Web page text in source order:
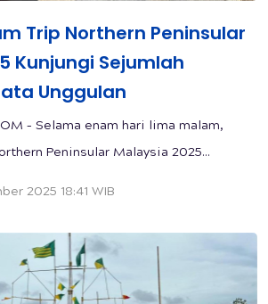
Trip Northern Peninsular
Kunjungi Sejumlah
Unggulan
– Selama enam hari lima malam,
Peninsular Malaysia 2025...
2025 18:41 WIB